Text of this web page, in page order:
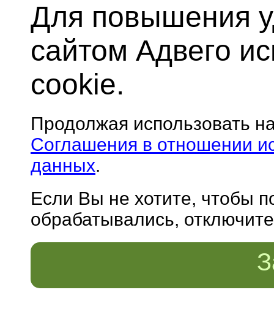
Для повышения
сайтом Адвего
cookie.
Продолжая использовать
Соглашения в отношении
данных.
Если Вы не хотите, чтобы
обрабатывались,